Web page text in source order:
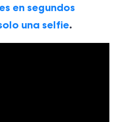
en segundos
una selfie.